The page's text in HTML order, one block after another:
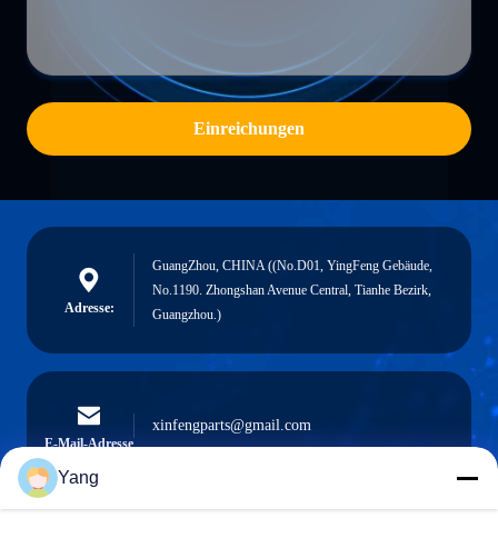
Einreichungen
Adresse:
GuangZhou, CHINA ((No.D01, YingFeng Gebäude,
No.1190. Zhongshan Avenue Central, Tianhe Bezirk,
Guangzhou.)
E-Mail-Adresse
xinfengparts@gmail.com
Yang